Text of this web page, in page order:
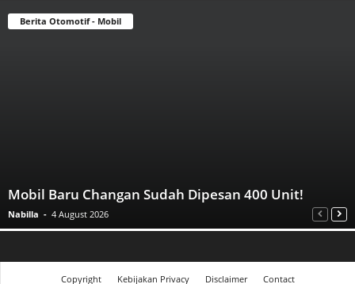
Berita Otomotif - Mobil
Mobil Baru Changan Sudah Dipesan 400 Unit!
Nabilla - 4 August 2026
Copyright Kebijakan Privacy Disclaimer Contact